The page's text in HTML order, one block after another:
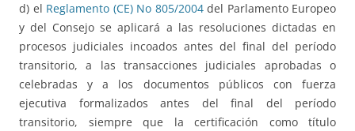
d) el Reglamento (CE) No 805/2004del Parlamento Europeo
y del Consejo se aplicará a las resoluciones dictadas en
procesos judiciales incoados antes del final del período
transitorio, a las transacciones judiciales aprobadas o
celebradas y a los documentos públicos con fuerza
ejecutiva formalizados antes del final del período
transitorio, siempre que la certificación como título